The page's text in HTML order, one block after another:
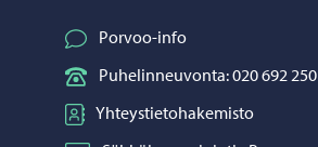
Porvoo-info
Puhelinneuvonta: 020 692 250
Yhteystietohakemisto